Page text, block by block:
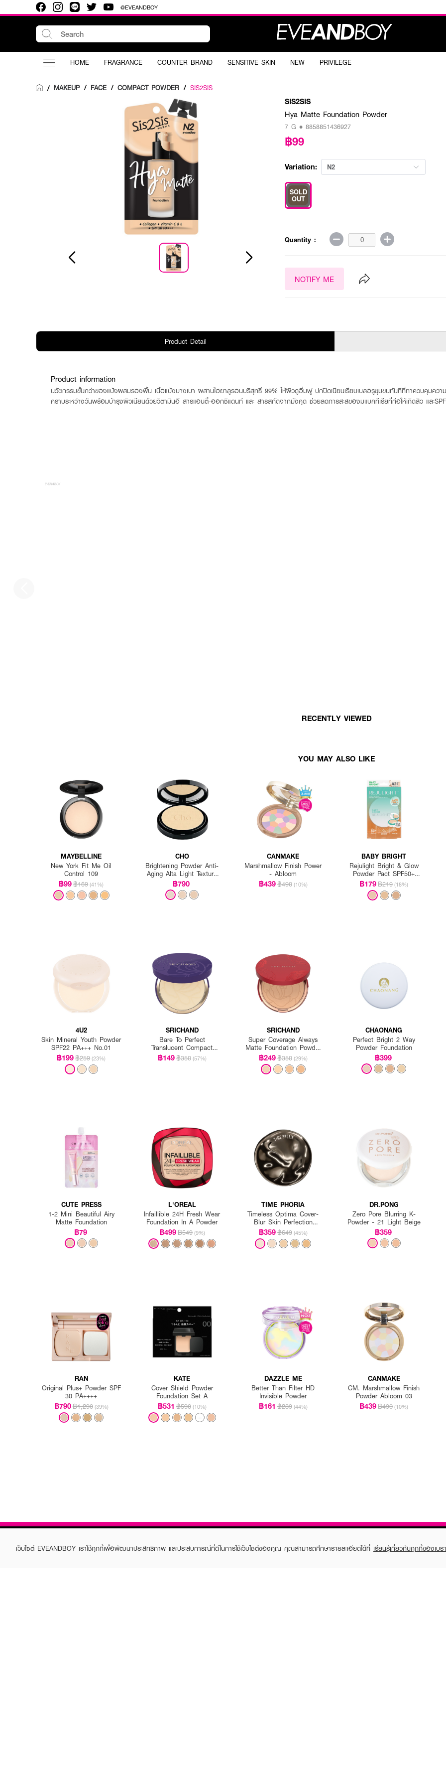
@EVEANDBOY
HOME FRAGRANCE COUNTER BRAND SENSITIVE SKIN NEW PRIVILEGE
/ MAKEUP / FACE / COMPACT POWDER / SIS2SIS
SIS2SIS
Hya Matte Foundation Powder
7 G • 8858851436927
฿99
Variation: N2
SOLD
OUT
Quantity :
NOTIFY ME
Product Detail
Product information
นวัตกรรมขั้นกว่าของแป้งผสมรองพื้น เนื้อแป้งบางเบา ผสานไฮยาลูรอนบริสุทธิ์ 99% ให้ผิวดูอิ่มฟู ปกปิดเนียนเรียบเบลอรูขุมขนทันทีที่ทาควบคุมคว
คราบระหว่างวันพร้อมบ้ารุงผิวเนียนด้วยวิตามินอี สารแอนตี้-ออกซิแดนท์ และ สารสกัดจากมังคุด ช่วยลดการสะสของมแบคทีเรียที่ก่อให้เกิดสิว และ
RECENTLY VIEWED
YOU MAY ALSO LIKE
MAYBELLINE
New York Fit Me Oil
Control 109
฿99฿169 (41%)
CHO
Brightening Powder Anti-
Aging Alta Light Texture
Vitamin E
฿790
CANMAKE
Marshmallow Finish Power
- Abloom
฿439฿490 (10%)
BABY BRIGHT
Rejulight Bright & Glow
Powder Pact SPF50+
PA++++
฿179฿219 (18%)
4U2
Skin Mineral Youth Powder
SPF22 PA+++ No.01
฿199฿259 (23%)
SRICHAND
Bare To Perfect
Translucent Compact
Powder
฿149฿350 (57%)
SRICHAND
Super Coverage Always
Matte Foundation Powder
SPF 35 PA++++
฿249฿350 (29%)
CHAONANG
Perfect Bright 2 Way
Powder Foundation
฿399
CUTE PRESS
1-2 Mini Beautiful Airy
Matte Foundation
฿79
L'OREAL
Infaillible 24H Fresh Wear
Foundation In A Powder
฿499฿549 (9%)
TIME PHORIA
Timeless Optima Cover-
Blur Skin Perfection
Powder Foundation
฿359฿649 (45%)
DR.PONG
Zero Pore Blurring K-
Powder - 21 Light Beige
฿359
RAN
Original Plus+ Powder SPF
30 PA++++
฿790฿1,290 (39%)
KATE
Cover Shield Powder
Foundation Set A
฿531 ฿590 (10%)
DAZZLE ME
Better Than Filter HD
Invisible Powder
฿161 ฿289 (44%)
CANMAKE
CM. Marshmallow Finish
Powder Abloom 03
฿439฿490 (10%)
เว็บไซต์ EVEANDBOY เราใช้คุกกี้เพื่อพัฒนาประสิทธิภาพ และประสบการณ์ที่ดีในการใช้เว็บไซต์ของคุณ คุณสามารถศึกษารายละเอียดได้ที่ เรียนรู้เกี่ยวกับคุกกี้ของเบร